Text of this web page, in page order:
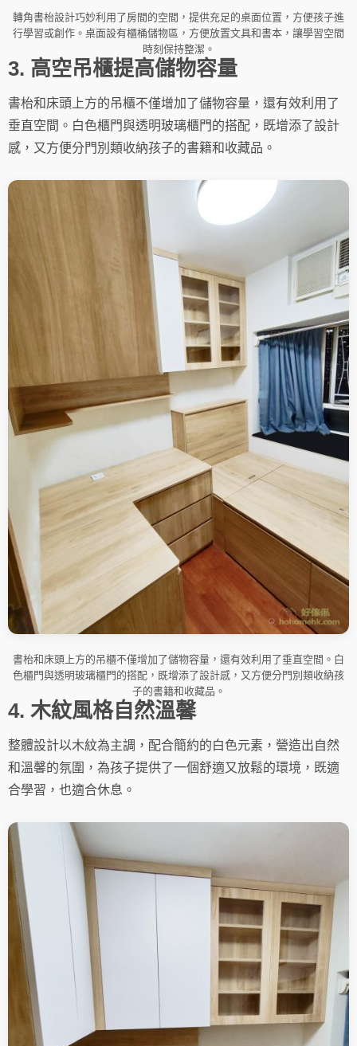
轉角書枱設計巧妙利用了房間的空間，提供充足的桌面位置，方便孩子進
行學習或創作。桌面設有櫃桶儲物區，方便放置文具和書本，讓學習空間
時刻保持整潔。
3. 高空吊櫃提高儲物容量
書枱和床頭上方的吊櫃不僅增加了儲物容量，還有效利用了
垂直空間。白色櫃門與透明玻璃櫃門的搭配，既增添了設計
感，又方便分門別類收納孩子的書籍和收藏品。
書枱和床頭上方的吊櫃不僅增加了儲物容量，還有效利用了垂直空間。白
色櫃門與透明玻璃櫃門的搭配，既增添了設計感，又方便分門別類收納孩
子的書籍和收藏品。
4. 木紋風格自然溫馨
整體設計以木紋為主調，配合簡約的白色元素，營造出自然
和溫馨的氛圍，為孩子提供了一個舒適又放鬆的環境，既適
合學習，也適合休息。